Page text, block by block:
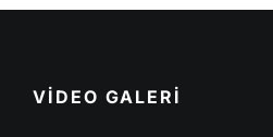
VİDEO GALERİ